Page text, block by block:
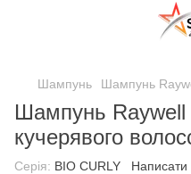
Шампунь Шампунь
Шампунь Raywell
кучерявого
Серія: BIO CURLY Написати